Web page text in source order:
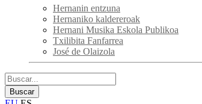
Hernanin entzuna
Hernaniko kaldereroak
Hernani Musika Eskola Publikoa
Txilibita Fanfarrea
José de Olaizola